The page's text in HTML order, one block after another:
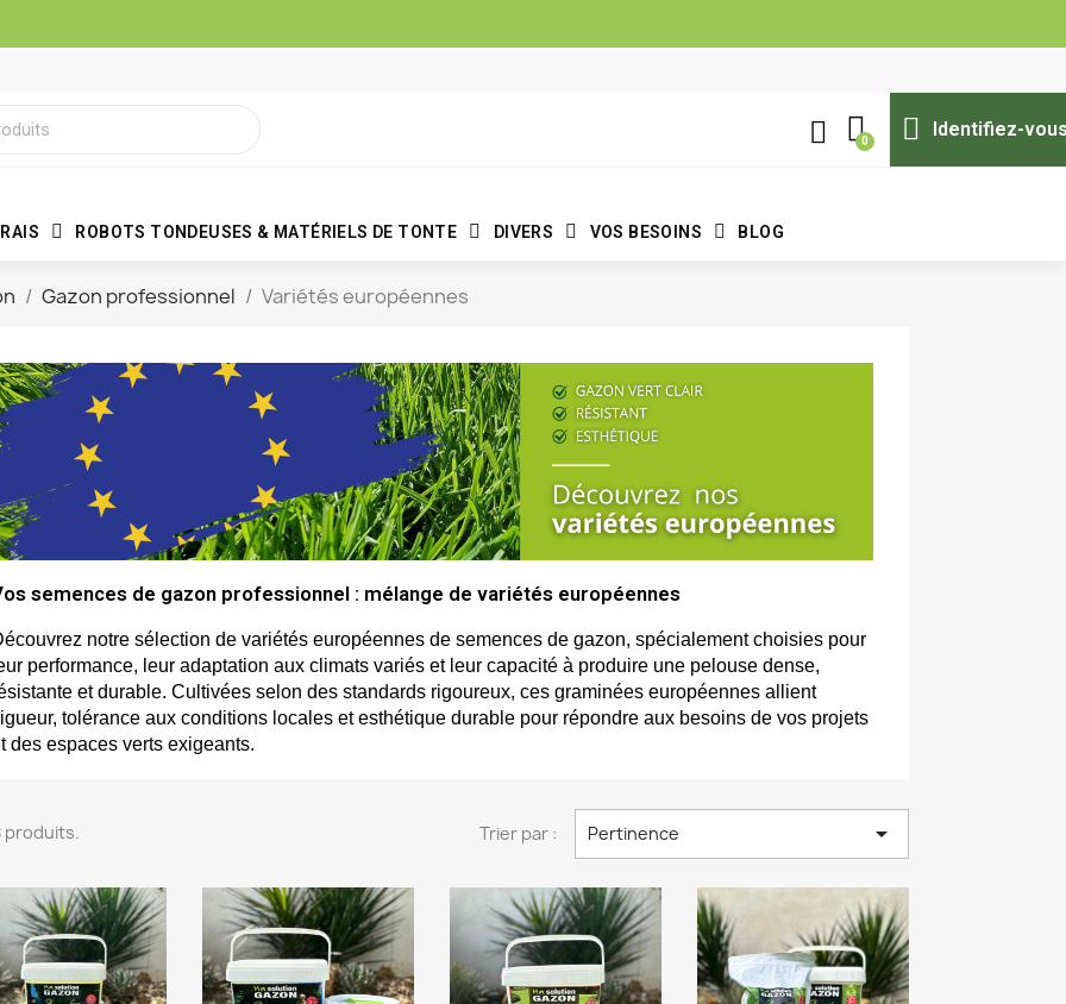
Identifiez-
ROBOTS TONDEUSES & MATÉRIELS DE TONTE DIVERS VOS BESOINS BLOG
Gazon professionnel Variétés européennes
semences de gazon professionnel : mélange de variétés européennes
notre sélection de variétés européennes de semences de gazon, spécialement choisies pour
performance, leur adaptation aux climats variés et leur capacité à produire une pelouse dense,
et durable. Cultivées selon des standards rigoureux, ces graminées européennes allient
tolérance aux conditions locales et esthétique durable pour répondre aux besoins de vos projets
des espaces verts exigeants.
produits. Trier par : Pertinence 